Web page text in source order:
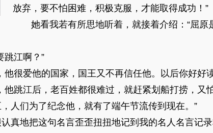
放弃，要不怕困难，积极克服，才能取得成功！”
她看我若有所思地听着，就接着介绍：“屈原
江啊？”
很爱他的国家，国王又不再信任他。以后你好好
他跳江后，老百姓都很难过，就赶紧划船打捞，又
人们为了纪念他，就有了端午节流传到现在。”
地把这句名言歪歪扭扭地记到我的名人名言记录